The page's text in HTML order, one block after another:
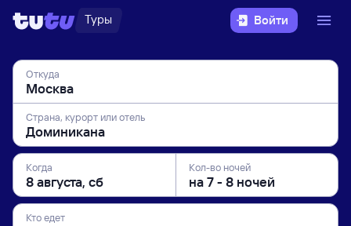
Туры Войти
Откуда
Страна, курорт или отель
Когда Кол-во ночей
Кто едет